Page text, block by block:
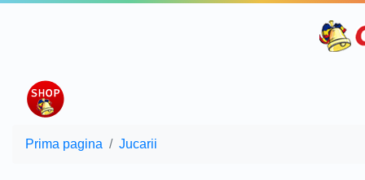
Prima pagina Jucarii